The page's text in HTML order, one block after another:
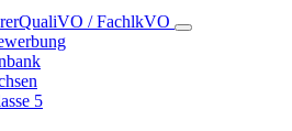
/ FachlkVO
5